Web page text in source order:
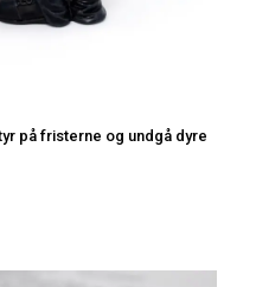
på fristerne og undgå dyre